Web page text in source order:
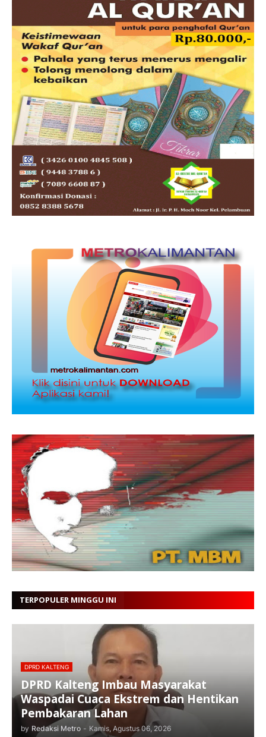
TERPOPULER MINGGU INI
DPRD KALTENG
DPRD Kalteng Imbau Masyarakat
Waspadai Cuaca Ekstrem dan Hentikan
Pembakaran Lahan
by Redaksi Metro - Kamis, Agustus 06, 2026